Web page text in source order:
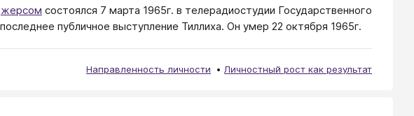
состоялся 7 марта 1965г. в телерадиостудии Государственного
публичное выступление Тиллиха. Он умер 22 октября 1965г.
Направленность личности Личностный рост как результат